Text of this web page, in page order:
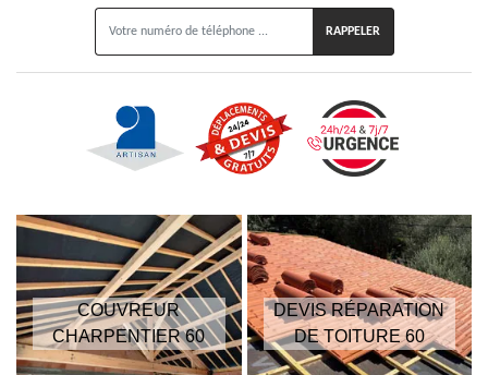
COUVREUR
CHARPENTIER 60
DEVIS RÉPARATION
DE TOITURE 60